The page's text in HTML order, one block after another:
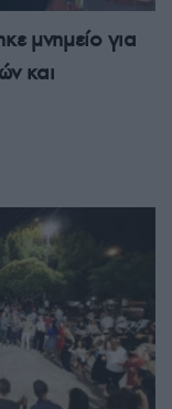
μνημείο για
και